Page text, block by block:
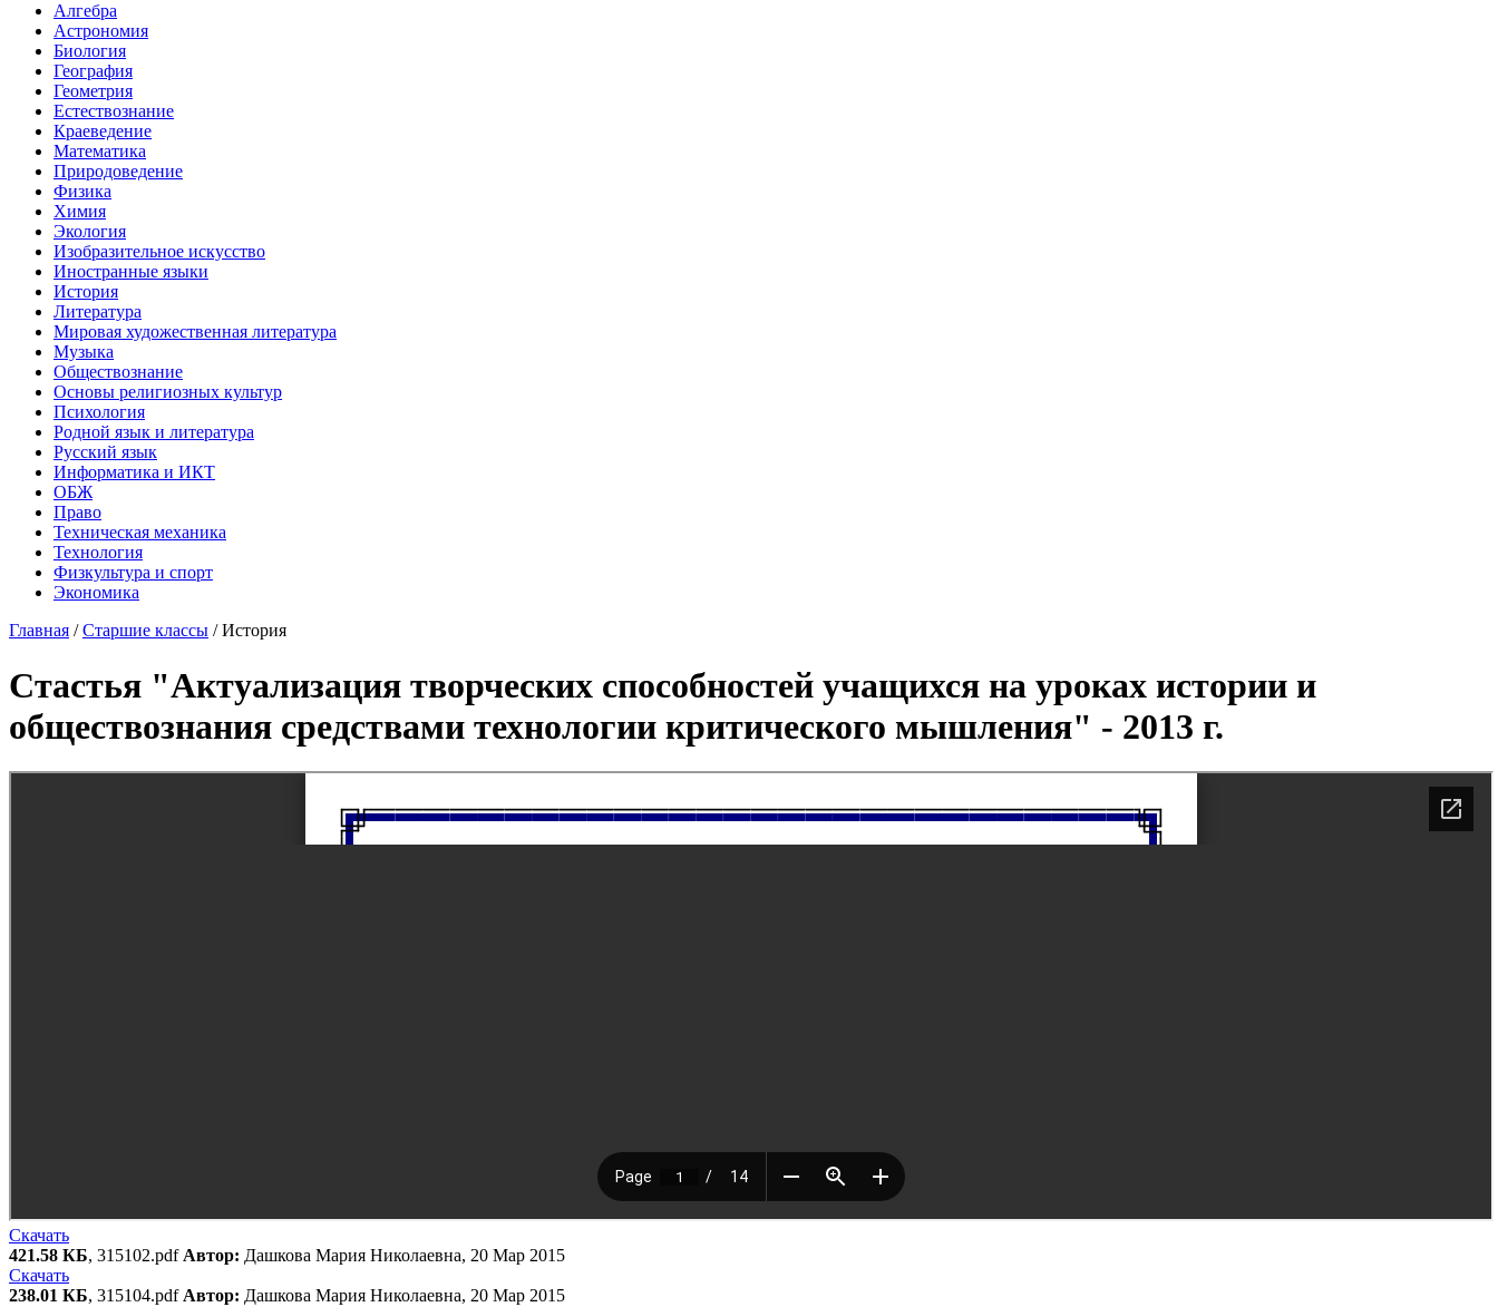
Алгебра
Астрономия
Биология
География
Геометрия
Естествознание
Краеведение
Математика
Природоведение
Физика
Химия
Экология
Изобразительное искусство
Иностранные языки
История
Литература
Мировая художественная литература
Музыка
Обществознание
Основы религиозных культур
Психология
Родной язык и литература
Русский язык
Информатика и ИКТ
ОБЖ
Право
Техническая механика
Технология
Физкультура и спорт
Экономика
Главная /Старшие классы /История
Стастья "Актуализация творческих способностей учащихся на уроках истории и
обществознания средствами технологии критического мышления" - 2013 г.
Скачать
421.58 КБ, 315102.pdf Автор: Дашкова Мария Николаевна, 20 Мар 2015
Скачать
238.01 КБ, 315104.pdf Автор: Дашкова Мария Николаевна, 20 Мар 2015